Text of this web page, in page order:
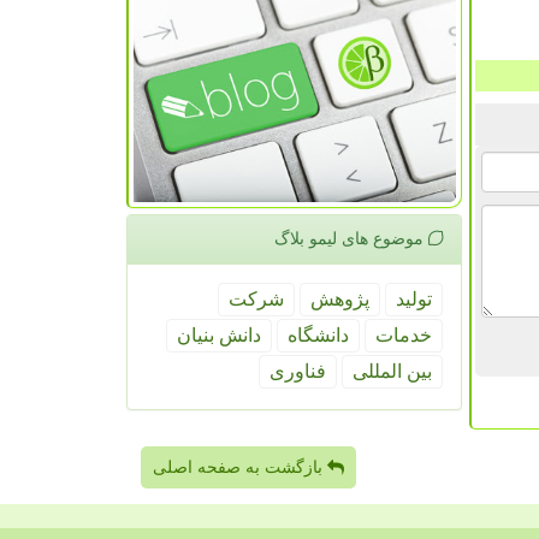
موضوع های لیمو بلاگ
تولید پژوهش
شركت
خدمات
دانشگاه
دانش بنیان
بین المللی
فناوری
بازگشت به صفحه اصلی